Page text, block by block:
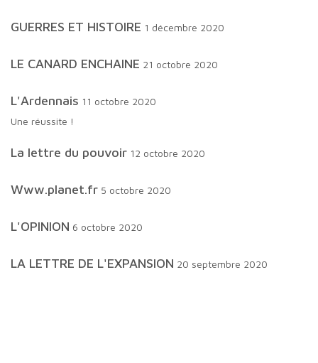
GUERRES ET HISTOIRE 1 décembre 2020
LE CANARD ENCHAINE 21 octobre 2020
L'Ardennais 11 octobre 2020
Une réussite !
La lettre du pouvoir 12 octobre 2020
www.planet.fr 5 octobre 2020
L'OPINION 6 octobre 2020
LA LETTRE DE L'EXPANSION 20 septembre 2020